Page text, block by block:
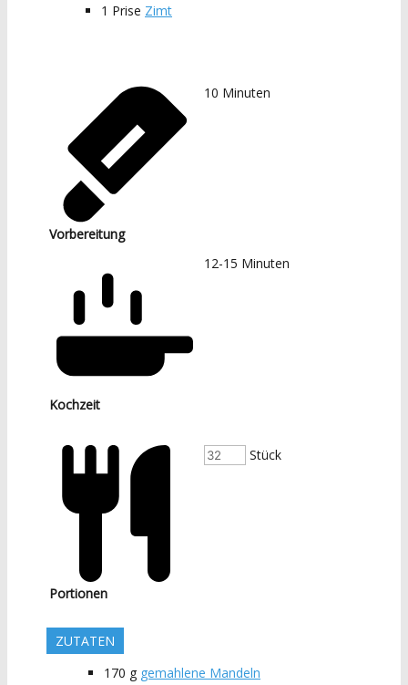
1 Prise Zimt
Vorbereitung
10 Minuten
Kochzeit
12-15 Minuten
Portionen
Stück
ZUTATEN
170 g gemahlene Mandeln